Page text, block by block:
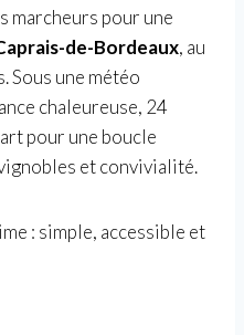
marcheurs pour une
de-Bordeaux, au
Sous une météo
chaleureuse, 24
pour une boucle
et convivialité.
: simple, accessible et